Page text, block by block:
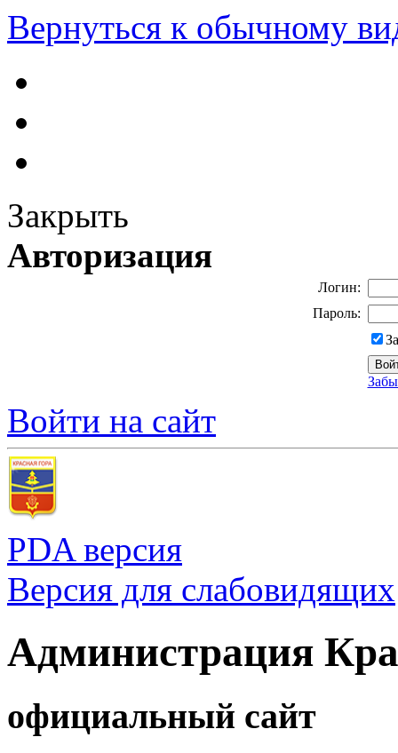
Вернуться к обычному
Закрыть
Авторизация
Логин:
Пароль:
Войти на сайт
PDA версия
Версия для слабовидящих
Администрация
официальный сайт